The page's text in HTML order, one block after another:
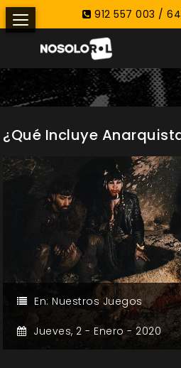
912 557 003 /
¿Qué Incluye
En: Nuestros Juegos
Jueves, 2 - Enero - 2020